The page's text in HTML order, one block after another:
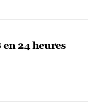
en 24 heures